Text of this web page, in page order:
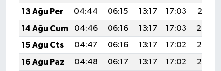
13 Ağu Per
04:44 06:15 13:17 17:03
20:10
14 Ağu Cum
04:46 06:16 13:17 17:03
20:09
15 Ağu Cts
04:47 06:16 13:17 17:02
20:08
16 Ağu Paz
04:48 06:17 13:17 17:02
20:06